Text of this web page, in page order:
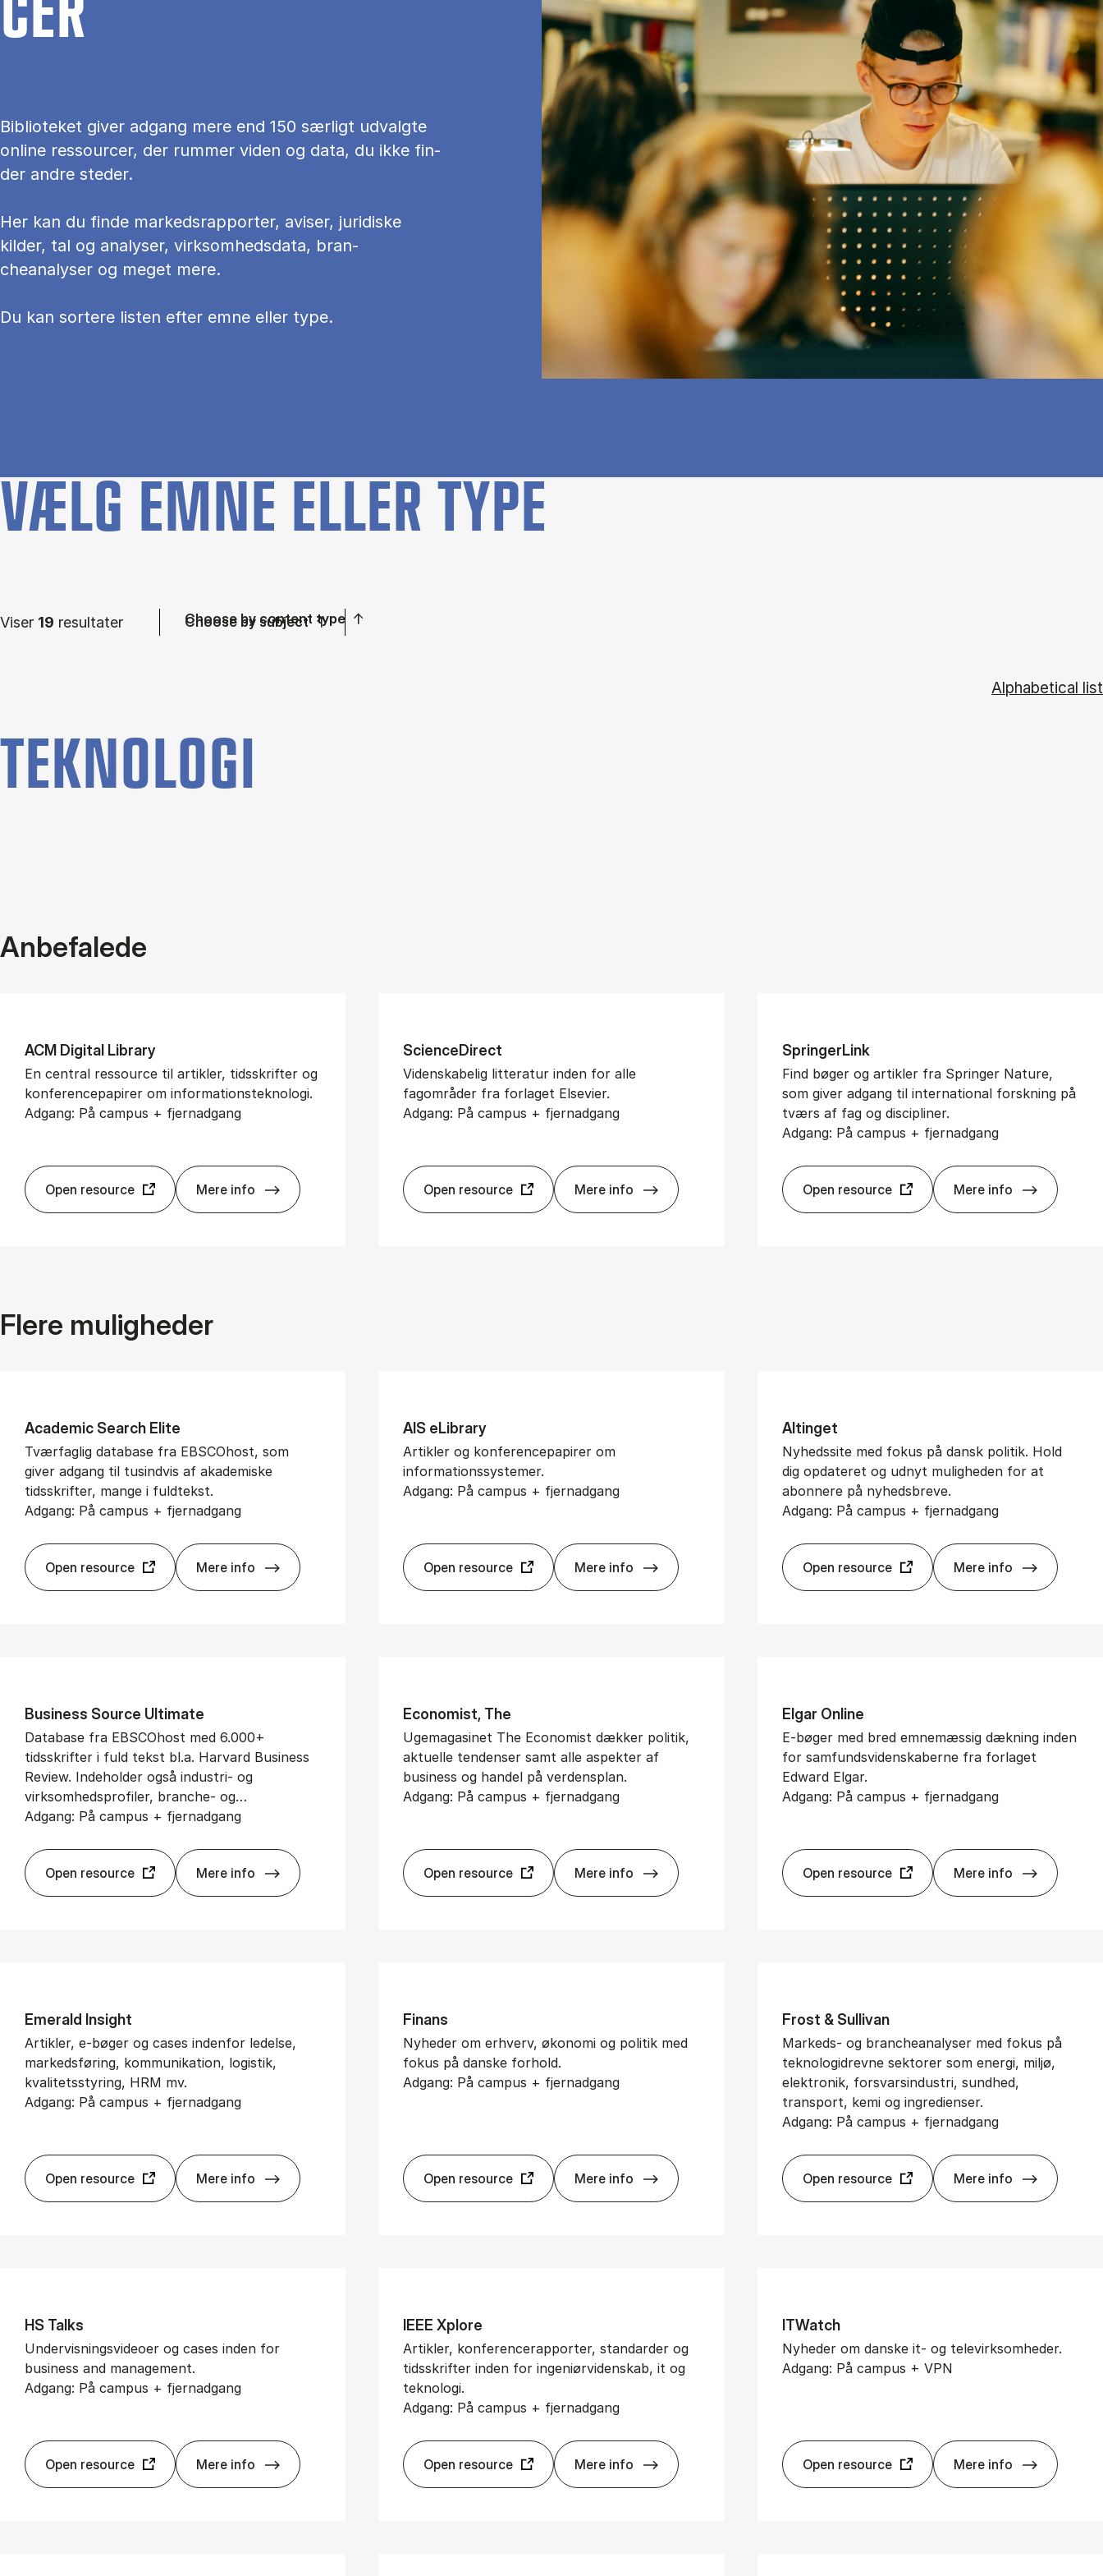
CER
Bi­bli­o­te­ket gi­ver ad­gang mere end 150 sær­ligt ud­valg­te
on­li­ne res­sour­cer, der rum­mer vi­den og data, du ikke fin­
der an­dre ste­der.
Her kan du fin­de mar­keds­rap­por­ter, aviser, juridiske
kilder, tal og ana­ly­ser, virksomhedsdata, bran­
cheanalyser og meget mere.
Du kan sortere li­sten ef­ter emne el­ler type.
VÆLG EMNE ELLER TYPE
Viser 19 resultater Choose by subject
Choose by content type
Alphabetical list
TEKNOLOGI
Anbefalede
ACM Di­gi­tal Li­brary
En central ressource til artikler, tidsskrifter og
konferencepapirer om informationsteknologi.
Adgang: På campus + fjernadgang
Open resource
Mere info
ACM Di­gi­tal Li­brary
Sci­en­ce­Di­rect
Videnskabelig litteratur inden for alle
fagområder fra forlaget Elsevier.
Adgang: På campus + fjernadgang
Open resource
Mere info
Sci­en­ce­Di­rect
Sprin­ger­Link
Find bøger og artikler fra Springer Nature,
som giver adgang til international forskning på
tværs af fag og discipliner.
Adgang: På campus + fjernadgang
Open resource
Mere info
Sprin­ger­Link
Flere muligheder
Aca­de­mic Search Eli­te
Tværfaglig database fra EBSCOhost, som
giver adgang til tusindvis af akademiske
tidsskrifter, mange i fuldtekst.
Adgang: På campus + fjernadgang
Open resource
Mere info
Aca­de­mic Search Eli­te
AIS eLi­brary
Ar­tik­ler og kon­fe­ren­ce­pa­pi­rer om
informationssystemer.
Adgang: På campus + fjernadgang
Open resource
Mere info
AIS eLi­brary
Al­tin­get
Nyhedssite med fokus på dansk politik. Hold
dig opdateret og udnyt muligheden for at
abonnere på nyhedsbreve.
Adgang: På campus + fjernadgang
Open resource
Mere info
Al­tin­get
Bu­si­ness Sour­ce Ul­ti­ma­te
Database fra EBSCOhost med 6.000+
tidsskrifter i fuld tekst bl.a. Harvard Business
Review. Indeholder også industri- og
virksomhedsprofiler, branche- og…
Adgang: På campus + fjernadgang
Open resource
Mere info
Bu­si­ness Sour­ce Ul­ti­ma­te
Eco­no­mist, The
Ugemagasinet The Economist dækker politik,
aktuelle tendenser samt alle aspekter af
business og handel på verdensplan.
Adgang: På campus + fjernadgang
Open resource
Mere info
Eco­no­mist, The
El­gar On­li­ne
E-bøger med bred emnemæssig dækning inden
for samfundsvidenskaberne fra forlaget
Edward Elgar.
Adgang: På campus + fjernadgang
Open resource
Mere info
El­gar On­li­ne
Eme­rald In­sight
Artikler, e-bøger og cases indenfor ledelse,
markedsføring, kommunikation, logistik,
kvalitetsstyring, HRM mv.
Adgang: På campus + fjernadgang
Open resource
Mere info
Eme­rald In­sight
Fi­nans
Nyheder om erhverv, økonomi og politik med
fokus på danske forhold.
Adgang: På campus + fjernadgang
Open resource
Mere info
Frost & Sul­li­van
Markeds- og brancheanalyser med fokus på
teknologidrevne sektorer som energi, miljø,
elektronik, forsvarsindustri, sundhed,
transport, kemi og ingredienser.
Adgang: På campus + fjernadgang
Open resource
Mere info
Frost & Sul­li­van
HS Tal­ks
Undervisningsvideoer og cases inden for
business and management.
Adgang: På campus + fjernadgang
Open resource
Mere info
HS Tal­ks
IEEE Xpl­o­re
Artikler, konferencerapporter, standarder og
tidsskrifter inden for ingeniørvidenskab, it og
teknologi.
Adgang: På campus + fjernadgang
Open resource
Mere info
IEEE Xpl­o­re
ITWatch
Nyheder om danske it- og televirksomheder.
Adgang: På campus + VPN
Open resource
Mere info
ITWatch